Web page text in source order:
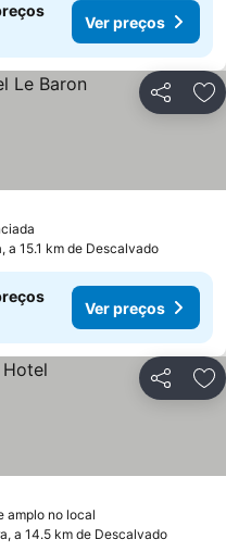
Ver preços
Partilhar
a 15.1 km de Descalvado
Ver preços
Partilhar
amplo no local
a 14.5 km de Descalvado